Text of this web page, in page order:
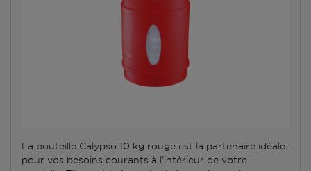
La bouteille Calypso 10 kg rouge est la partenaire idéale
pour vos besoins courants à l'intérieur de votre